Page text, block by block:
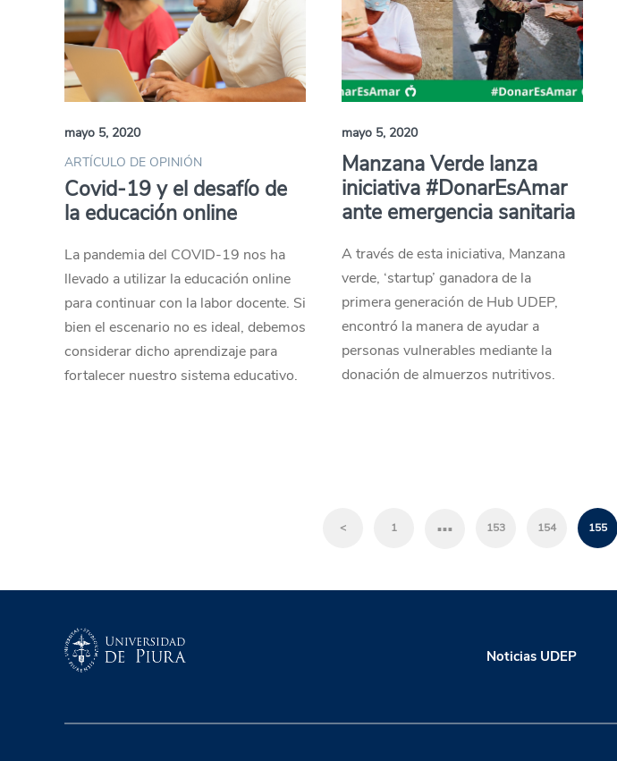
mayo 5, 2020
ARTÍCULO DE OPINIÓN
Covid-19 y el desafío de
la educación online
La pandemia del COVID-19 nos ha
llevado a utilizar la educación online
para continuar con la labor docente. Si
bien el escenario no es ideal, debemos
considerar dicho aprendizaje para
fortalecer nuestro sistema educativo.
mayo 5, 2020
Manzana Verde lanza
iniciativa #DonarEsAmar
ante emergencia sanitaria
A través de esta iniciativa, Manzana
verde, ‘startup’ ganadora de la
primera generación de Hub UDEP,
encontró la manera de ayudar a
personas vulnerables mediante la
donación de almuerzos nutritivos.
< 1 … 153 154 155
Noticias UDEP